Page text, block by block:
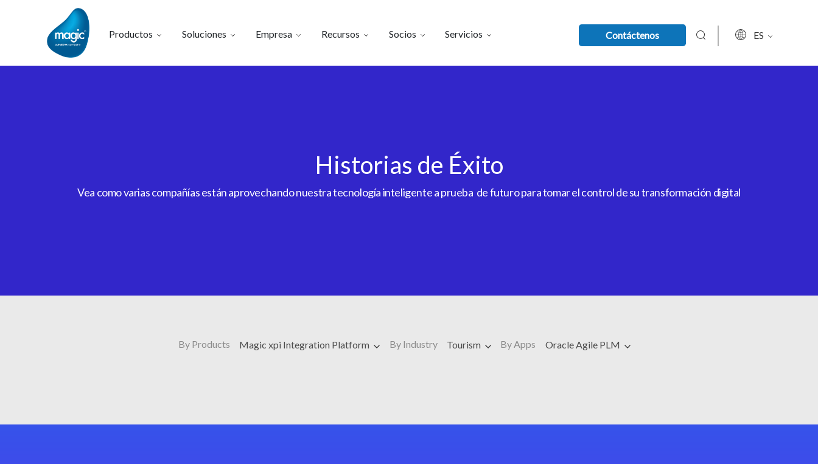
Productos Soluciones Empresa Recursos Socios Servicios Contáctenos ES
Historias de Éxito
Vea como varias compañías están aprovechando nuestra tecnología inteligente a prueba de futuro para tomar el control de su transformación digital
By Products Magic xpi Integration Platform By Industry Tourism By Apps Oracle Agile PLM